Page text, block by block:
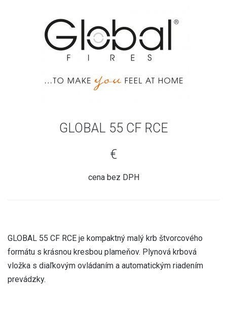
GLOBAL 55 CF RCE
€
cena bez DPH
GLOBAL 55 CF RCE je kompaktný malý krb štvorcového
formátu s krásnou kresbou plameňov. Plynová krbová
vložka s diaľkovým ovládaním a automatickým riadením
prevádzky.